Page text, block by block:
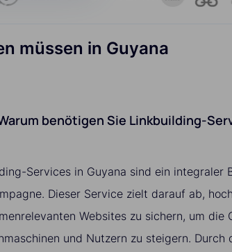
müssen in Guyana
benötigen Sie Linkbuilding-
Services in Guyana sind ein integraler
Dieser Service zielt darauf ab,
Websites zu sichern, um die
und Nutzern zu steigern. Durch